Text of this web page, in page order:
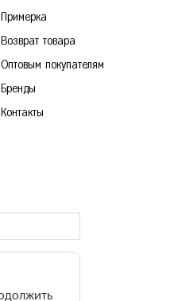
Примерка
Возврат товара
Оптовым покупателям
Бренды
Контакты